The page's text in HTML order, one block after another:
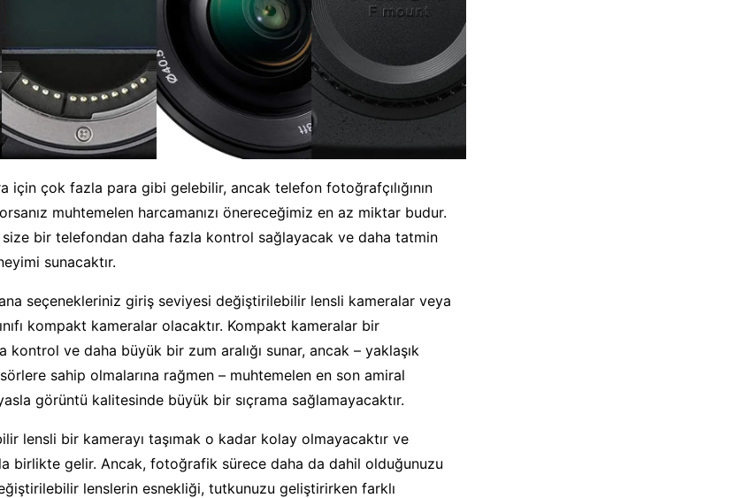
için çok fazla para gibi gelebilir, ancak telefon fotoğrafçılığının
muhtemelen harcamanızı önereceğimiz en az miktar budur.
bir telefondan daha fazla kontrol sağlayacak ve daha tatmin
sunacaktır.
seçenekleriniz giriş seviyesi değiştirilebilir lensli kameralar veya
kompakt kameralar olacaktır. Kompakt kameralar bir
kontrol ve daha büyük bir zum aralığı sunar, ancak – yaklaşık
sahip olmalarına rağmen – muhtemelen en son amiral
görüntü kalitesinde büyük bir sıçrama sağlamayacaktır.
lensli bir kamerayı taşımak o kadar kolay olmayacaktır ve
birlikte gelir. Ancak, fotoğrafik sürece daha da dahil olduğunuzu
lenslerin esnekliği, tutkunuzu geliştirirken farklı